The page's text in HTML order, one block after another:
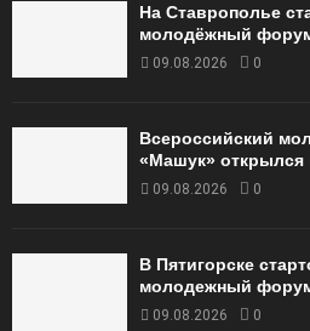
На Ставрополье
молодёжный
09.08.2026 0
Всероссийский
«Машук» открылся
09.08.2026 0
В Пятигорске
молодежный
09.08.2026 0